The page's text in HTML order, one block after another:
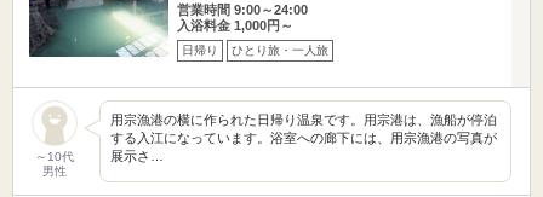
営業時間 9:00～24:00
入浴料金 1,000円～
日帰り ひとり旅・一人旅
～10代
男性
用宗漁港の横に作られた日帰り温泉です。用宗港は、漁船が停泊
する入江になっています。浴室への廊下には、用宗漁港の写真が
展示さ…